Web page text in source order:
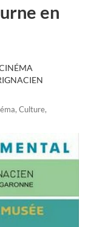
en
, Culture,